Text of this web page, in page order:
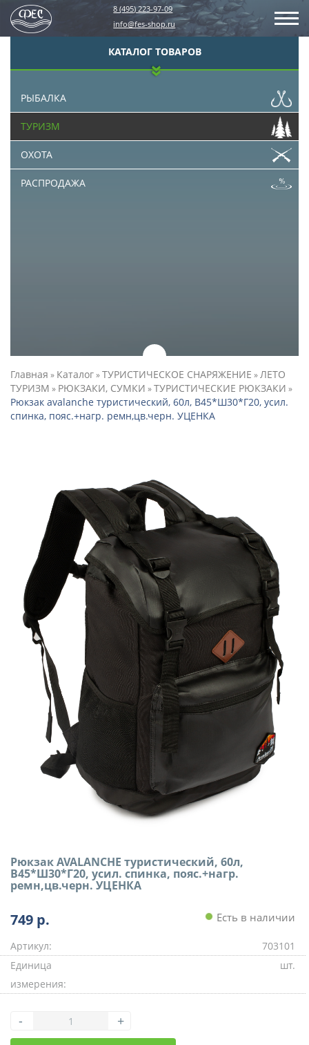
8 (495) 223-97-09
info@fes-shop.ru
КАТАЛОГ ТОВАРОВ
РЫБАЛКА
ТУРИЗМ
ОХОТА
РАСПРОДАЖА
Главная » Каталог»ТУРИСТИЧЕСКОЕ СНАРЯЖЕНИЕ »ЛЕТО
ТУРИЗМ » РЮКЗАКИ, СУМКИ »ТУРИСТИЧЕСКИЕ РЮКЗАКИ »
Рюкзак avalanche туристический, 60л, В45*Ш30*Г20, усил.
спинка, пояс.+нагр. ремн,цв.черн. УЦЕНКА
Рюкзак AVALANCHE туристический, 60л,
В45*Ш30*Г20, усил. спинка, пояс.+нагр.
ремн,цв.черн. УЦЕНКА
749 р. Есть в наличии
Артикул:
703101
Единица
измерения:
шт.
- +